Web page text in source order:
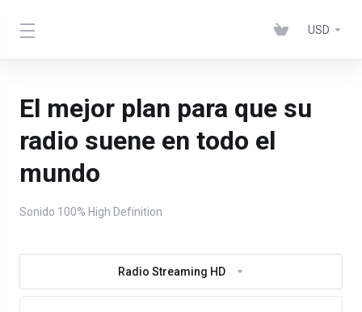
USD
El mejor plan para que su
radio suene en todo el
mundo
Sonido 100% High Definition
Radio Streaming HD